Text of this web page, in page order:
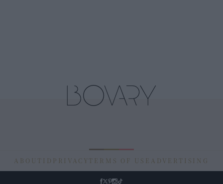
ABOUT ID PRIVACY TERMS OF USE ADVERTISING